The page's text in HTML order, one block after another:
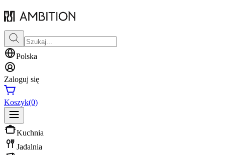
Polska
Zaloguj się
Koszyk(0)
Kuchnia
Jadalnia